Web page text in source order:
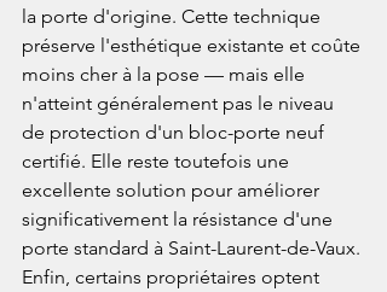
la porte d'origine. Cette technique
préserve l'esthétique existante et coûte
moins cher à la pose — mais elle
n'atteint généralement pas le niveau
de protection d'un bloc-porte neuf
certifié. Elle reste toutefois une
excellente solution pour améliorer
significativement la résistance d'une
porte standard à Saint-Laurent-de-Vaux.
Enfin, certains propriétaires optent